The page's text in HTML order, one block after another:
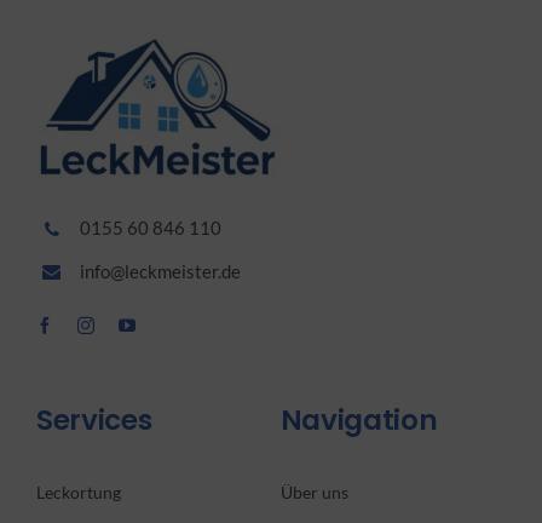
0155 60 846 110
info@leckmeister.de
Services
Leckortung
Navigation
Über uns